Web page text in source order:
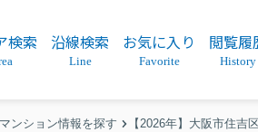
検索 沿線検索
Line
お気に入り
Favorite
閲覧履
History
ンション情報を探す 【2026年】大阪市住吉